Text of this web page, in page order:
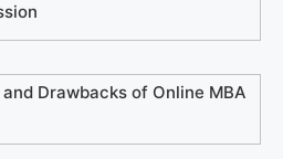
Drawbacks of Online MBA